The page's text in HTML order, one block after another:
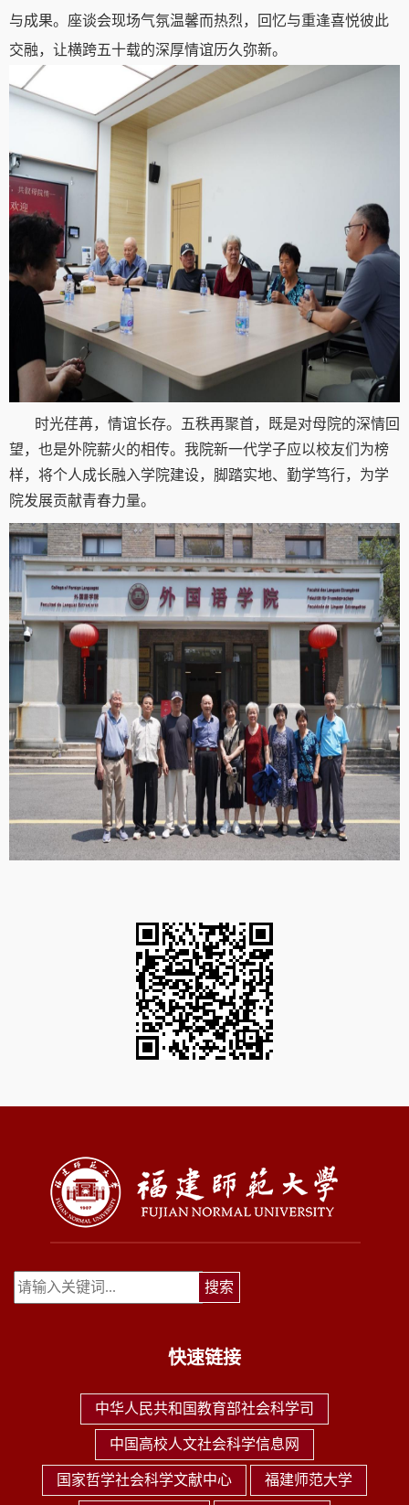
与成果。座谈会现场气氛温馨而热烈，回忆与重逢喜悦彼此
交融，让横跨五十载的深厚情谊历久弥新。
时光荏苒，情谊长存。五秩再聚首，既是对母院的深情回
望，也是外院薪火的相传。我院新一代学子应以校友们为榜
样，将个人成长融入学院建设，脚踏实地、勤学笃行，为学
院发展贡献青春力量。
快速链接
中华人民共和国教育部社会科学司
中国高校人文社会科学信息网
国家哲学社会科学文献中心 福建师范大学